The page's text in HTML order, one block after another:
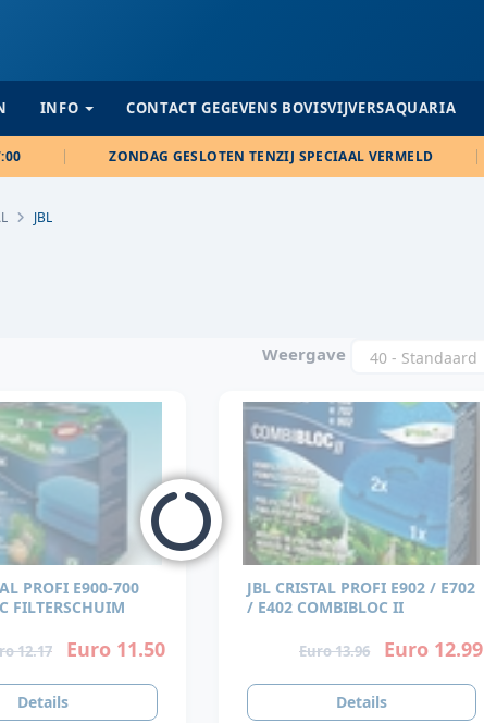
INFO CONTACT GEGEVENS BOVISVIJVERSAQUARIA
ZONDAG GESLOTEN TENZIJ SPECIAAL VERMELD
JBL
Weergave
PROFI E900-700
FILTERSCHUIM
12.17 Euro 11.50
Details
JBL CRISTAL PROFI E902 / E702
/ E402 COMBIBLOC II
Euro 13.96 Euro 12.99
Details